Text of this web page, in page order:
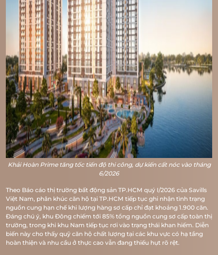
Khải Hoàn Prime tăng tốc tiến độ thi công, dự kiến cất nóc vào tháng
6/2026
Theo Báo cáo thị trường bất động sản TP.HCM quý I/2026 của Savills
Việt Nam, phân khúc căn hộ tại TP.HCM tiếp tục ghi nhận tình trạng
nguồn cung hạn chế khi lượng hàng sơ cấp chỉ đạt khoảng 1.900 căn.
Đáng chú ý, khu Đông chiếm tới 85% tổng nguồn cung sơ cấp toàn thị
trường, trong khi khu Nam tiếp tục rơi vào trạng thái khan hiếm. Diễn
biến này cho thấy quỹ căn hộ chất lượng tại các khu vực có hạ tầng
hoàn thiện và nhu cầu ở thực cao vẫn đang thiếu hụt rõ rệt.